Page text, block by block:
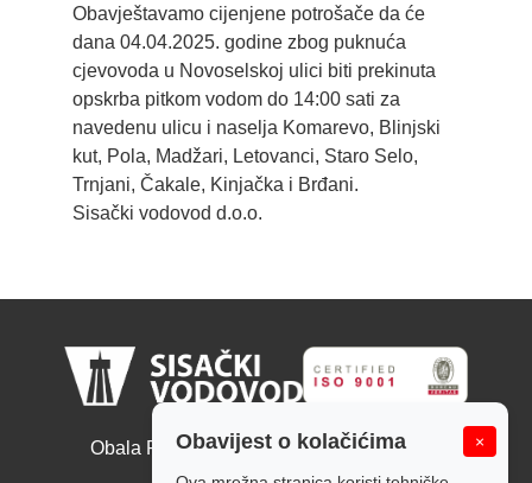
Obavijest o kolačićima ×
Obavještavamo cijenjene potrošače da će
dana 04.04.2025. godine zbog puknuća
cjevovoda u Novoselskoj ulici biti prekinuta
opskrba pitkom vodom do 14:00 sati za
navedenu ulicu i naselja Komarevo, Blinjski
kut, Pola, Madžari, Letovanci, Staro Selo,
Trnjani, Čakale, Kinjačka i Brđani.
Sisački vodovod d.o.o.
Obala Ruđera Boškovića 10, 44000 Sisak
Tel: +385 44 526 166